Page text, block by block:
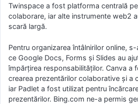
Twinspace a fost platforma centrală
colaborare, iar alte instrumente web2
scară largă.
Pentru organizarea întâlnirilor online,
ce Google Docs, Forms și Slides au
împărțirea responsabilităților. Canva a
crearea prezentărilor colaborative și a
iar Padlet a fost utilizat pentru
prezentărilor. Bing.com ne-a permis